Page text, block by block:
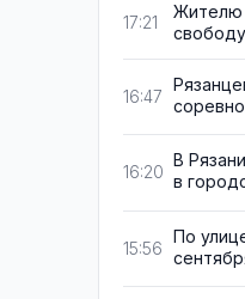
17:21
Жителю
16:47
16:20
В
в
15:56
По